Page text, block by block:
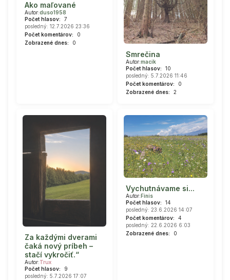
Ako maľované
Autor:duso1958
Počet hlasov:
7
posledný: 12.7.2026 23:36
Počet komentárov:
0
Zobrazené dnes:
0
Smrečina
Autor:macik
Počet hlasov:
10
posledný: 5.7.2026 11:46
Počet komentárov:
0
Zobrazené dnes:
2
Za každými dverami
čaká nový príbeh –
stačí vykročiť.“
Autor:Trux
Počet hlasov:
9
posledný: 5.7.2026 17:07
Vychutnávame si...
Autor:Finis
Počet hlasov:
14
posledný: 23.6.2026 14:07
Počet komentárov:
4
posledný: 22.6.2026 6:03
Zobrazené dnes:
0